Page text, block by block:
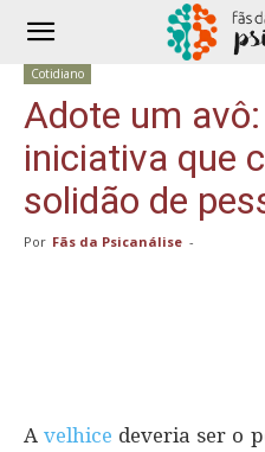
Cotidiano
Adote um
iniciativa que
solidão de
Por Fãs da Psicanálise -
Avelhice deveria ser o